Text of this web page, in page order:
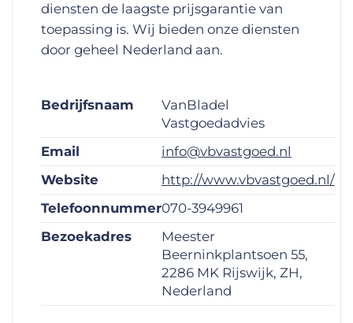
diensten de laagste prijsgarantie van
toepassing is. Wij bieden onze diensten
door geheel Nederland aan.
Bedrijfsnaam
VanBladel
Vastgoedadvies
Email
info@vbvastgoed.nl
Website
http://www.vbvastgoed.nl/
Telefoonnummer070-3949961
Bezoekadres
Meester
Beerninkplantsoen 55,
2286 MK Rijswijk, ZH,
Nederland